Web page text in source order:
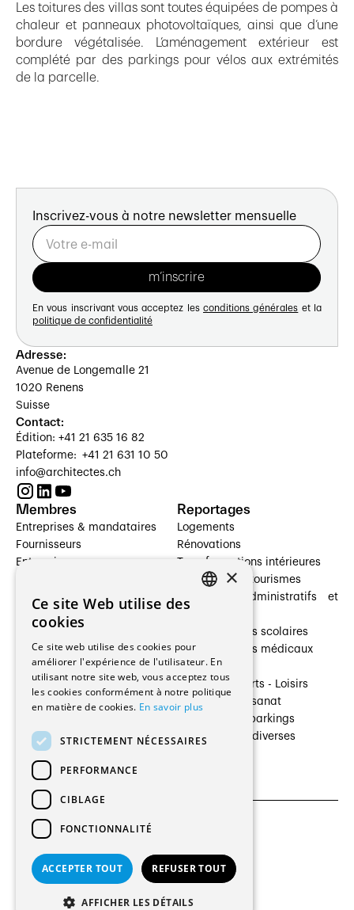
Les toitures des villas sont toutes équipées de pompes à
chaleur et panneaux photovoltaïques, ainsi que d’une
bordure végétalisée. L’aménagement extérieur est
complété par des parkings pour vélos aux extrémités
de la parcelle.
Inscrivez-vous à notre newsletter mensuelle
En vous inscrivant vous acceptez les conditions générales et la
politique de confidentialité
Adresse:
Avenue de Longemalle 21
1020 Renens
Suisse
Contact:
Édition: +41 21 635 16 82
Plateforme: +41 21 631 10 50
info@architectes.ch
Membres
Entreprises & mandataires
Fournisseurs
Entreprises
Architectes paysagistes
Architectes d'intérieur
Entreprises générales
Ingénieurs et mandataires
Fabricants / Fournisseurs
Régies immobilières
Gestion PPE
Reportages
Logements
Rénovations
Transformations intérieures
Hôtelleries et tourismes
Bâtiments administratifs et
Établissements scolaires
Établissements médicaux
Villas
Cultures - Sports - Loisirs
Industrie - Artisanat
Transports et parkings
Constructions diverses
© 2026 Tous droits réservés
CGU et Politique de confidentialités
×
Ce site Web utilise des
cookies
Ce site web utilise des cookies pour
améliorer l'expérience de l'utilisateur. En
utilisant notre site web, vous acceptez tous
les cookies conformément à notre politique
en matière de cookies. En savoir plus
STRICTEMENT NÉCESSAIRES
PERFORMANCE
CIBLAGE
FONCTIONNALITÉ
ACCEPTER TOUT REFUSER TOUT
AFFICHER LES DÉTAILS